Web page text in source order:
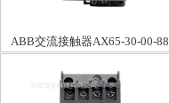
ABB交流接触器AX65-30-00-88